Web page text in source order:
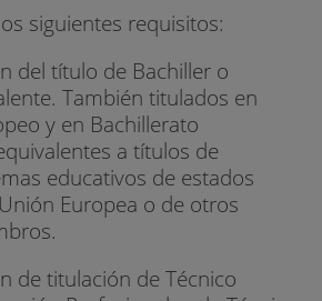
siguientes requisitos:
del título de Bachiller o
También titulados en
y en Bachillerato
a títulos de
educativos de estados
Europea o de otros
de titulación de Técnico